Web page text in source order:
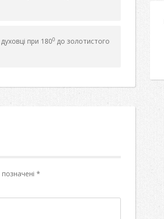
при 1800 до золотистого
*